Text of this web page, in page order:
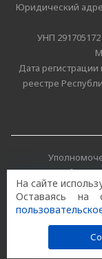
Юридический
УНП
Дата
реестре
https://
На сайте
Оставаясь на